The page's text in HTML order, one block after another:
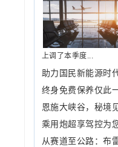
上调了本季度...